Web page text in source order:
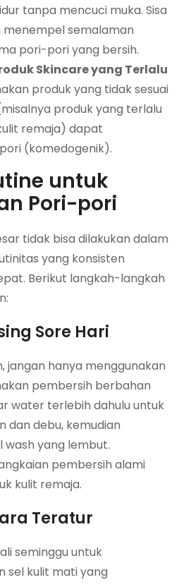
tanpa mencuci muka. Sisa
menempel semalaman
pori-pori yang bersih.
Skincare yang Terlalu
produk yang tidak sesuai
produk yang terlalu
remaja) dapat
(komedogenik).
untuk
Pori-pori
tidak bisa dilakukan dalam
yang konsisten
Berikut langkah-langkah
Sore Hari
jangan hanya menggunakan
pembersih berbahan
water terlebih dahulu untuk
dan debu, kemudian
wash yang lembut.
pembersih alami
kulit remaja.
Teratur
seminggu untuk
sel kulit mati yang